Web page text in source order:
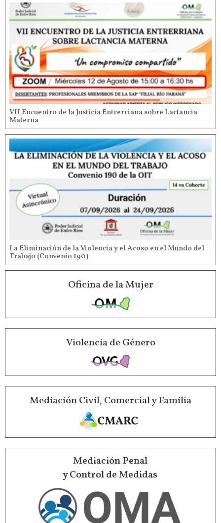
VII Encuentro de la Justicia Entrerriana sobre Lactancia
Materna
La Eliminación de la Violencia y el Acoso en el Mundo del
Trabajo (Convenio 190)
Oficina de la Mujer
Violencia de Género
Mediación Civil, Comercial y Familia
Mediación Penal
y Control de Medidas